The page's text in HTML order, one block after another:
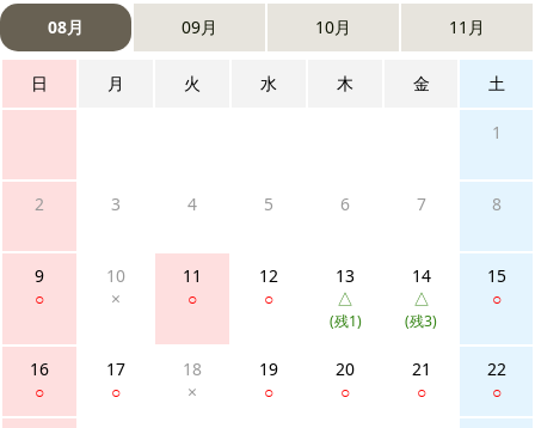
08月 09月 10月 11月
日 月 火 水 木 金 土
1
2 3 4 5 6 7 8
9
○
10
×
11
○
12
○
13
△
(残1)
14
△
(残3)
15
○
16
○
17
○
18
×
19
○
20
○
21
○
22
○